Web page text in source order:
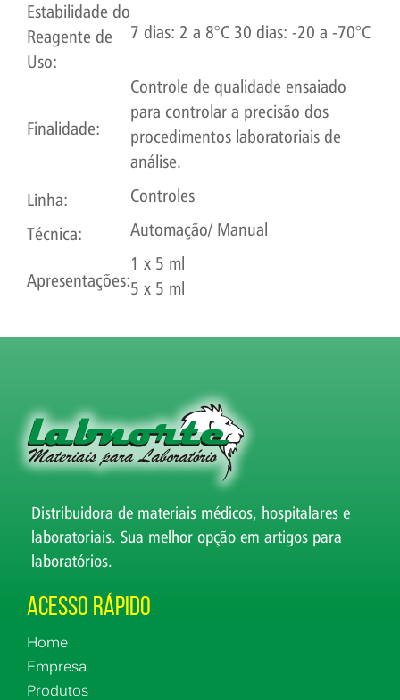
Estabilidade do
Reagente de
Uso:
7 dias: 2 a 8°C 30 dias: -20 a -70°C
Finalidade:
Controle de qualidade ensaiado
para controlar a precisão dos
procedimentos laboratoriais de
análise.
Linha:
Controles
Técnica:
Automação/ Manual
Apresentações:
1 x 5 ml
5 x 5 ml
Distribuidora de materiais médicos, hospitalares e
laboratoriais. Sua melhor opção em artigos para
laboratórios.
Acesso Rápido
Home
Empresa
Produtos